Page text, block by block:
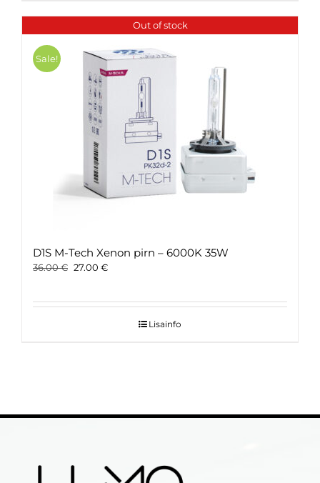
Out of stock
Sale!
D1S M-Tech Xenon pirn – 6000K 35W
36.00€ Original
36.00 €.
27.00 €Current
27.00 €.
Lisainfo